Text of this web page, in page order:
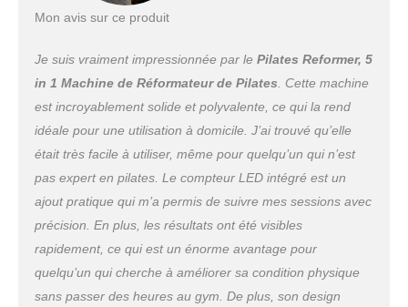
déformation. Que ce soit pour des séances de
musculation ou des exercices de haute intensité,
【Design ergonomique pour un confort
maximal】 Doté de poignées en mousse
absorbante et de coussinets en EVA, ce
réformateur Pilates offre une prise confortable.
articulations, et son design pliable avec support
téléphone facilite le rangement et l’utilisation,
pour une expérience de Pilates à domicile
simplifiée.
Mon avis sur ce produit
Je suis vraiment impressionnée par le Pilates Reformer, 5
in 1 Machine de Réformateur de Pilates . Cette machine
est incroyablement solide et polyvalente, ce qui la rend
idéale pour une utilisation à domicile. J’ai trouvé qu’elle
était très facile à utiliser, même pour quelqu’un qui n’est
pas expert en pilates. Le compteur LED intégré est un
ajout pratique qui m’a permis de suivre mes sessions avec
précision. En plus, les résultats ont été visibles
rapidement, ce qui est un énorme avantage pour
quelqu’un qui cherche à améliorer sa condition physique
sans passer des heures au gym. De plus, son design